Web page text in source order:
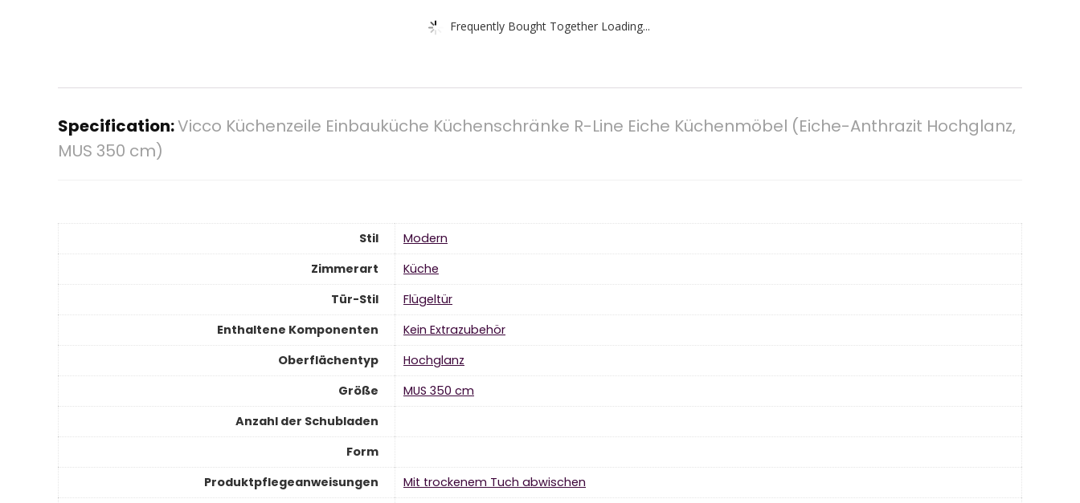
Frequently Bought Together Loading...
Specification:Vicco Küchenzeile Einbauküche Küchenschränke R-Line Eiche Küchenmöbel (Eiche-Anthrazit Hochglanz,
MUS 350 cm)
Stil
‎Modern
Zimmerart
Küche
Tür-Stil
‎Flügeltür
Enthaltene Komponenten
‎Kein Extrazubehör
Oberflächentyp
‎Hochglanz
Größe
‎MUS 350 cm
Anzahl der Schubladen
Form
Produktpflegeanweisungen
‎Mit trockenem Tuch abwischen